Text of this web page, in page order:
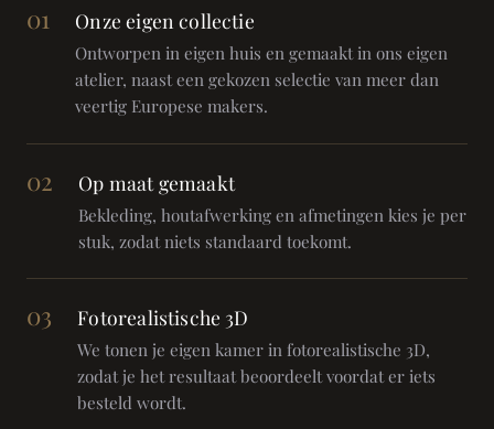
01 Onze eigen collectie
Ontworpen in eigen huis en gemaakt in ons eigen
atelier, naast een gekozen selectie van meer dan
veertig Europese makers.
02 Op maat gemaakt
Bekleding, houtafwerking en afmetingen kies je per
stuk, zodat niets standaard toekomt.
03 Fotorealistische 3D
We tonen je eigen kamer in fotorealistische 3D,
zodat je het resultaat beoordeelt voordat er iets
besteld wordt.